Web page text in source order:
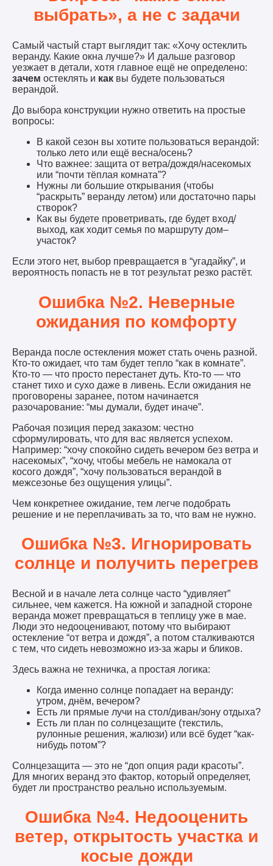
выбрать», а не с задачи
Самый частый старт выглядит так: «Хочу остеклить
веранду. Какие окна лучше?» И дальше разговор
уезжает в детали, хотя главное ещё не определено:
зачем остеклять и как вы будете пользоваться
верандой.
До выбора конструкции нужно ответить на простые
вопросы:
В какой сезон вы хотите пользоваться верандой:
только лето или ещё весна/осень?
Что важнее: защита от ветра/дождя/насекомых
или “почти тёплая комната”?
Нужны ли большие открывания (чтобы
“раскрыть” веранду летом) или достаточно пары
створок?
Как вы будете проветривать, где будет вход/
выход, как ходит семья по маршруту дом–
участок?
Если этого нет, выбор превращается в “угадайку”, и
вероятность попасть не в тот результат резко растёт.
Ошибка №2. Неверные
ожидания по комфорту
Веранда после остекления может стать очень разной.
Кто-то ожидает, что там будет тепло “как в комнате”.
Кто-то — что просто перестанет дуть. Кто-то — что
станет тихо и сухо даже в ливень. Если ожидания не
проговорены заранее, потом начинается
разочарование: “мы думали, будет иначе”.
Рабочая позиция перед заказом: честно
сформулировать, что для вас является успехом.
Например: “хочу спокойно сидеть вечером без ветра и
насекомых”, “хочу, чтобы мебель не намокала от
косого дождя”, “хочу пользоваться верандой в
межсезонье без ощущения улицы”.
Чем конкретнее ожидание, тем легче подобрать
решение и не переплачивать за то, что вам не нужно.
Ошибка №3. Игнорировать
солнце и получить перегрев
Весной и в начале лета солнце часто “удивляет”
сильнее, чем кажется. На южной и западной стороне
веранда может превращаться в теплицу уже в мае.
Люди это недооценивают, потому что выбирают
остекление “от ветра и дождя”, а потом сталкиваются
с тем, что сидеть невозможно из-за жары и бликов.
Здесь важна не техничка, а простая логика:
Когда именно солнце попадает на веранду:
утром, днём, вечером?
Есть ли прямые лучи на стол/диван/зону отдыха?
Есть ли план по солнцезащите (текстиль,
рулонные решения, жалюзи) или всё будет “как-
нибудь потом”?
Солнцезащита — это не “доп опция ради красоты”.
Для многих веранд это фактор, который определяет,
будет ли пространство реально используемым.
Ошибка №4. Недооценить
ветер, открытость участка и
косые дожди